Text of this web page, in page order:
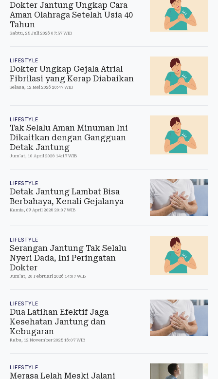
Dokter Jantung Ungkap Cara
Aman Olahraga Setelah Usia 40
Tahun
Sabtu, 25 Juli 2026 07:57 WIB
LIFESTYLE
Dokter Ungkap Gejala Atrial
Fibrilasi yang Kerap Diabaikan
Selasa, 12 Mei 2026 20:47 WIB
LIFESTYLE
Tak Selalu Aman Minuman Ini
Dikaitkan dengan Gangguan
Detak Jantung
Jum'at, 10 April 2026 14:17 WIB
LIFESTYLE
Detak Jantung Lambat Bisa
Berbahaya, Kenali Gejalanya
Kamis, 09 April 2026 20:07 WIB
LIFESTYLE
Serangan Jantung Tak Selalu
Nyeri Dada, Ini Peringatan
Dokter
Jum'at, 20 Februari 2026 14:07 WIB
LIFESTYLE
Dua Latihan Efektif Jaga
Kesehatan Jantung dan
Kebugaran
Rabu, 12 November 2025 16:07 WIB
LIFESTYLE
Merasa Lelah Meski Jalani